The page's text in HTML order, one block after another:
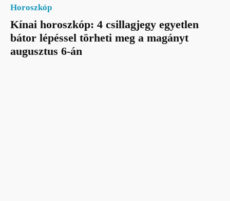
Horoszkóp
Kínai horoszkóp: 4 csillagjegy egyetlen
bátor lépéssel törheti meg a magányt
augusztus 6-án